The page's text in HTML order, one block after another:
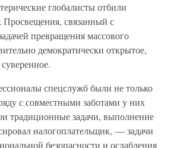
глобалисты отбили
Просвещения, связанный с
превращения массового
демократически открытое,
спецслужб были не только
с совместными заботами у них
традиционные задачи, выполнение
налогоплательщик, — задачи
безопасности и ослабления